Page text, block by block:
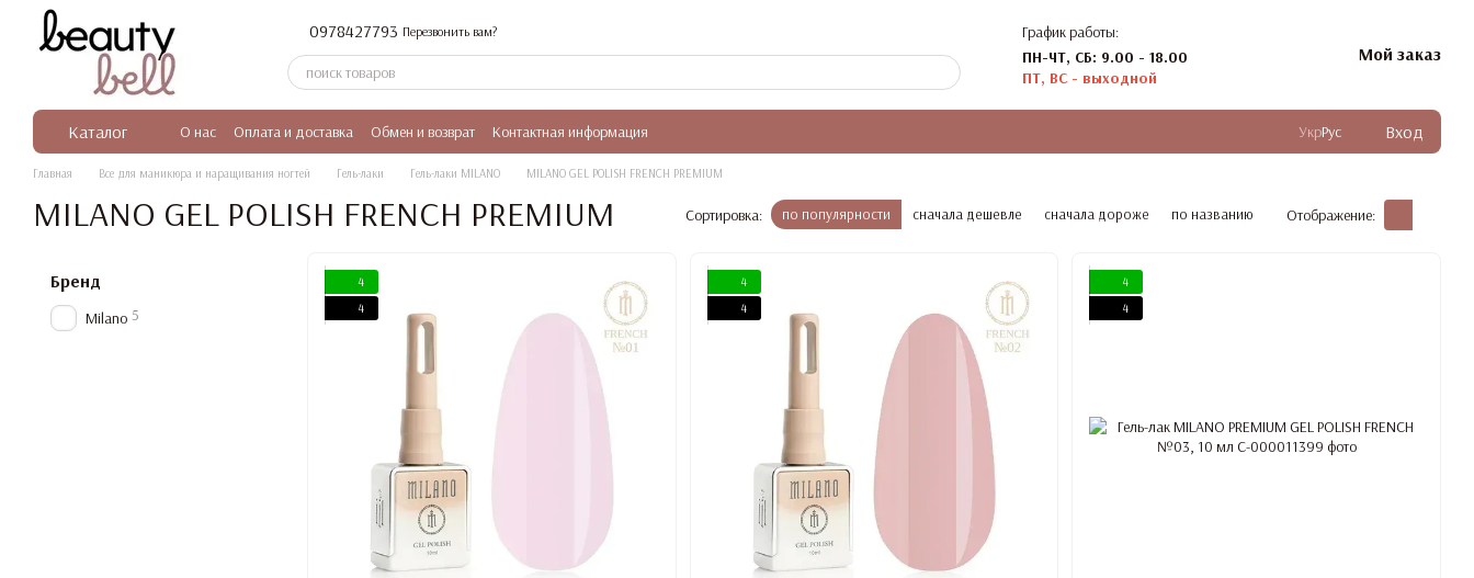
Перейти к основному контенту
0978427793 Перезвонить вам?
График работы:
ПН-ЧТ, СБ: 9.00 - 18.00
ПТ, ВС - выходной
Мой заказ
Каталог О нас Оплата и доставка Обмен и возврат Контактная информация УкрРус Вход
Главная Все для маникюра и наращивания ногтей Гель-лаки Гель-лаки MILANO MILANO GEL POLISH FRENCH PREMIUM
MILANO GEL POLISH FRENCH PREMIUM Сортировка: по популярности сначала дешевле сначала дороже по названию Отображение:
4
4
4
4
4
4
Бренд
Milano 5